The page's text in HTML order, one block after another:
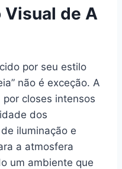
Visual de A
por seu estilo
não é exceção. A
closes intensos
dos
iluminação e
a atmosfera
um ambiente que